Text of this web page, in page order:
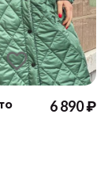
6 890 ₽